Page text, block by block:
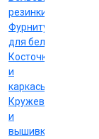
резинки
Фурнитура
для белья
Косточки
и
каркасы
Кружево
и
вышивка